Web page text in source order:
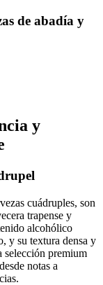
de abadía y
y
cuádruples, son
trapense y
alcohólico
y su textura densa y
selección premium
notas a